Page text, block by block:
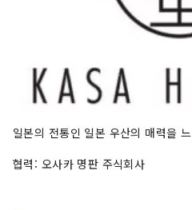
일본의 전통인 일본 우산의 매력을
협력: 오사카 명판 주식회사